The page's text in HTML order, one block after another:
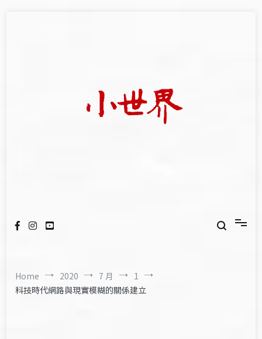
Home 2020 7 月
1
科技時代網路與現實模糊的關係建立